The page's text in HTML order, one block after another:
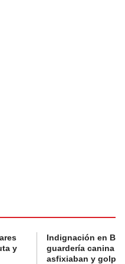
y
Indignación en
guardería canina
asfixiaban y